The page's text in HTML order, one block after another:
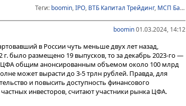
генеральный директор компании «Эксперт Бизнес-
партнеров и участников мероприятия и открыл
рынка: кому при высоких ставках жить
аналитического обзора «Запас прочности
который представила управляющий директор по
Галиева .
мере эффекта от роста процентных ставок из-
выпущенных по фиксированным ставкам
ЦБ РФ», – рассказала она.
Теги: boomin,IPO, ВТБ Капитал Трейдинг, МСП Банк
boomin01.03.2024, 14:12
в России чуть меньше двух лет назад,
г. было размещено 19 выпусков, то за декабрь 2023-го —
ЦФА общим анонсированным объемом около 100 млрд
может вырасти до 3-5 трлн рублей. Правда, для
и повысить доступность финансового
инвесторов, считают участники рынка ЦФА.